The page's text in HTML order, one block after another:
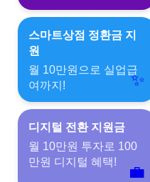
스마트상점 정환금 지
원
월 10만원으로 실업급
여까지!
✨
디지털 전환 지원금
월 10만원 투자로 100
만원 디지털 혜택!
💼